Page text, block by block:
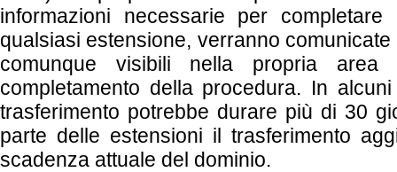
informazioni necessarie per
qualsiasi estensione, verranno
comunque visibili nella propria area
completamento della procedura. In
trasferimento potrebbe durare più di 30
parte delle estensioni il trasferimento
scadenza attuale del dominio.